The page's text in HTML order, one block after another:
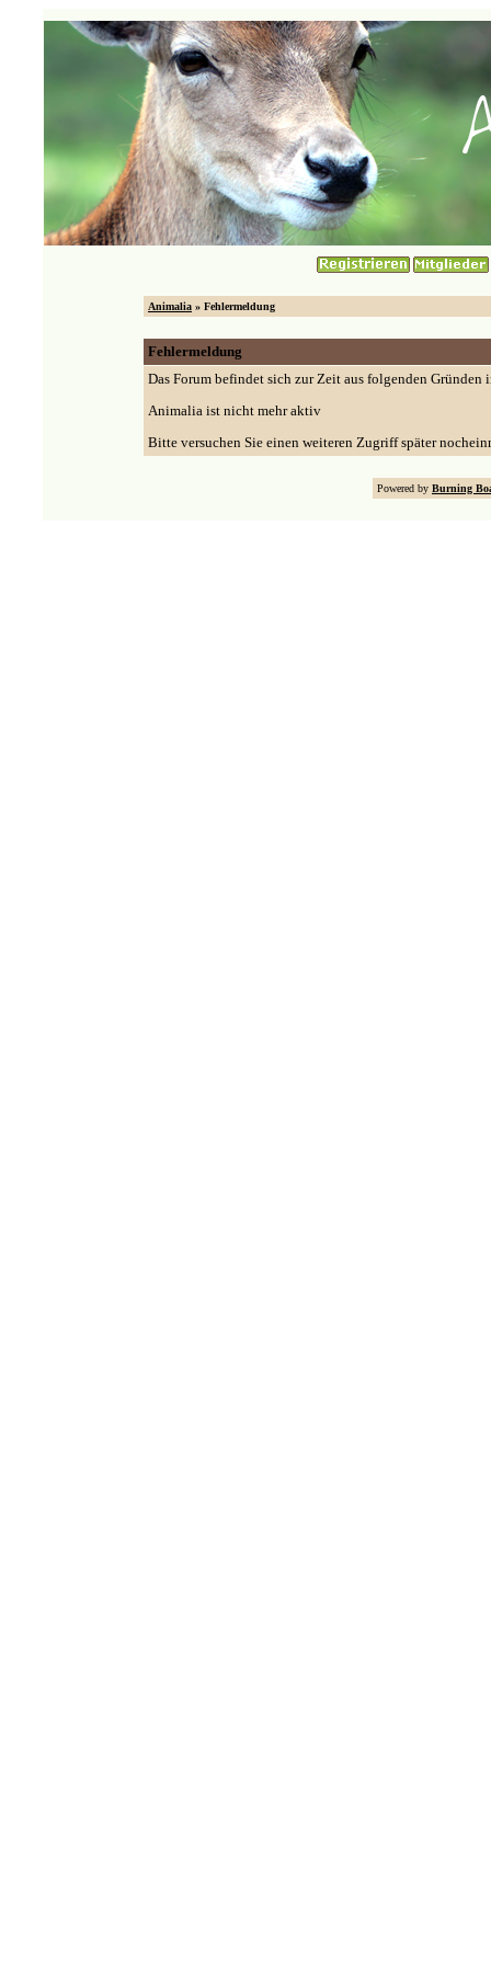
Animalia » Fehlermeldung
Fehlermeldung
Das Forum befindet sich zur Zeit aus folgenden Gründen
Animalia ist nicht mehr aktiv
Bitte versuchen Sie einen weiteren Zugriff später
Powered by Burning